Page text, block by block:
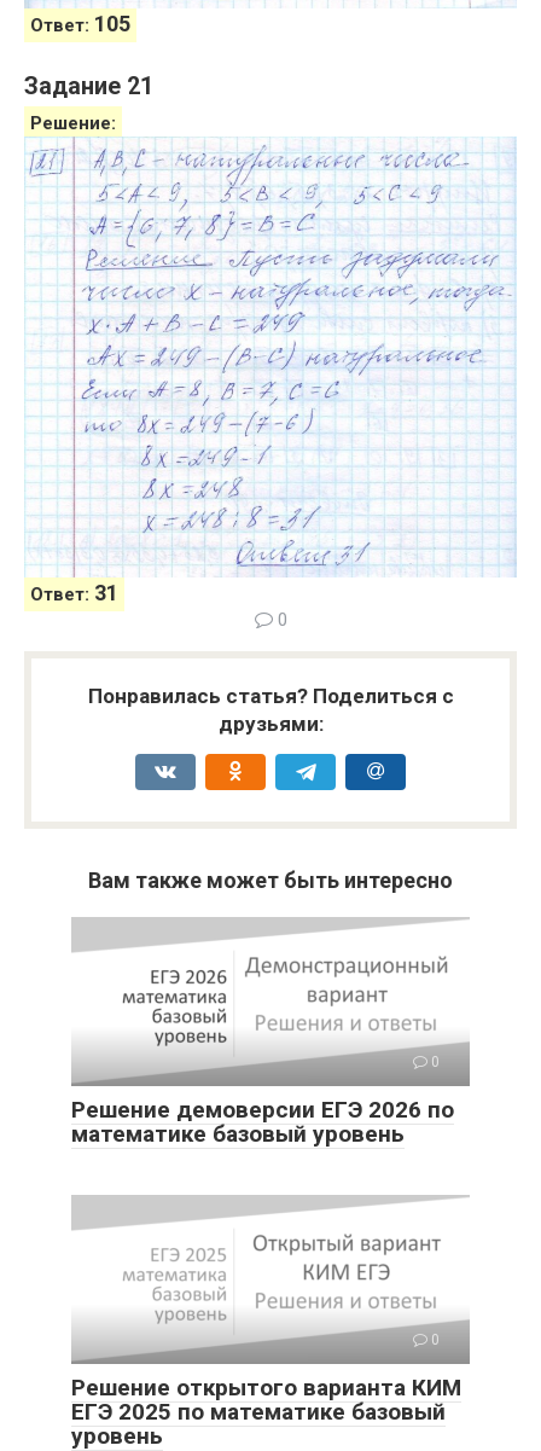
Ответ: 105
Задание 21
Решение:
Ответ: 31
0
Понравилась статья? Поделиться с
друзьями:
Вам также может быть интересно
0
Решение демоверсии ЕГЭ 2026 по
математике базовый уровень
0
Решение открытого варианта КИМ
ЕГЭ 2025 по математике базовый
уровень